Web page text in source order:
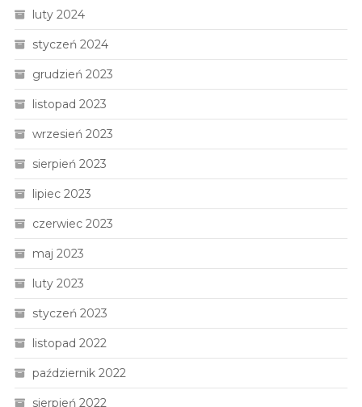
luty 2024
styczeń 2024
grudzień 2023
listopad 2023
wrzesień 2023
sierpień 2023
lipiec 2023
czerwiec 2023
maj 2023
luty 2023
styczeń 2023
listopad 2022
październik 2022
sierpień 2022